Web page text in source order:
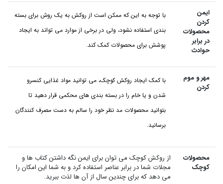
ایمن
کردن
محصولات
در برابر
حوادث
با توجه به این که ممکن است از روکش به یک روش برای بسته
بندی استفاده نشود، ولی در برخی از موارد می تواند به ایجاد
پوشش برای محصولات کمک کند.
مهر و موم
کردن
با کمک ایجاد روکش کوچک، می توانید مواد غذایی کنسرو
شدن و یا خام را در بسته بندی های محکمی قرار دهید تا
بتوانید محصولات مد نظر خود را سالم به دست مصرف کنندگان
برسانید.
محصولات
کوچک
از روکش کوچک می توان برای ایمن نگه داشتن کتاب ها و
مجلات شما در برابر عناصر استفاده کرد و به شما این امکان را
می دهد که برای چندین سال از آن ها لذت ببرید.